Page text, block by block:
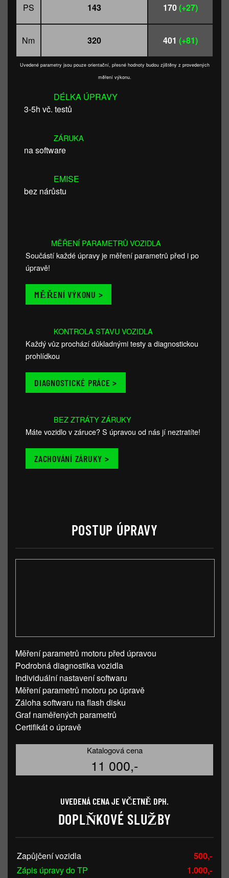
PS 143 170(+27)
Nm 320 401 (+81)
Uvedené parametry jsou pouze orientační, přesné hodnoty budou zjištěny z provedených
měření výkonu.
DÉLKA ÚPRAVY
3-5h vč. testů
ZÁRUKA
na software
EMISE
bez nárůstu
MĚŘENÍ PARAMETRŮ VOZIDLA
Součástí každé úpravy je měření parametrů před i po
úpravě!
MĚŘENÍ VÝKONU >
KONTROLA STAVU VOZIDLA
Každý vůz prochází důkladnými testy a diagnostickou
prohlídkou
DIAGNOSTICKÉ PRÁCE >
BEZ ZTRÁTY ZÁRUKY
Máte vozidlo v záruce? S úpravou od nás jí neztratíte!
ZACHOVÁNÍ ZÁRUKY >
POSTUP ÚPRAVY
Měření parametrů motoru před úpravou
Podrobná diagnostika vozidla
Individuální nastavení softwaru
Měření parametrů motoru po úpravě
Záloha softwaru na flash disku
Graf naměřených parametrů
Certifikát o úpravě
Katalogová cena
11 000,-
UVEDENÁ CENA JE VČETNĚ DPH.
DOPLŇKOVÉ SLUŽBY
Zapůjčení vozidla
500,-
Zápis úpravy do TP
1.000,-